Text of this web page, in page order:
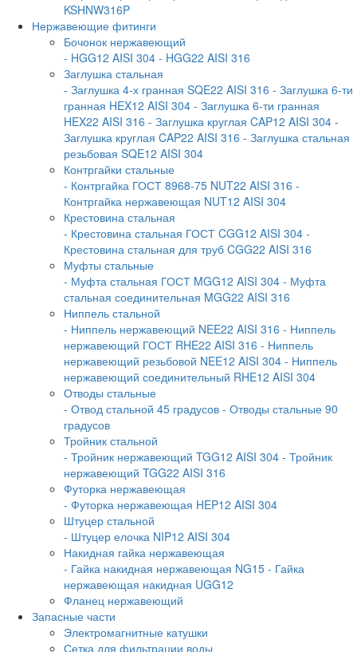
KSHNW316P
Нержавеющие фитинги
Бочонок нержавеющий
- HGG12 AISI 304 - HGG22 AISI 316
Заглушка стальная
- Заглушка 4-х гранная SQE22 AISI 316 - Заглушка 6-ти
гранная HEX12 AISI 304 - Заглушка 6-ти гранная
HEX22 AISI 316 - Заглушка круглая CAP12 AISI 304 -
Заглушка круглая CAP22 AISI 316 - Заглушка стальная
резьбовая SQE12 AISI 304
Контргайки стальные
- Контргайка ГОСТ 8968-75 NUT22 AISI 316 -
Контргайка нержавеющая NUT12 AISI 304
Крестовина стальная
- Крестовина стальная ГОСТ CGG12 AISI 304 -
Крестовина стальная для труб CGG22 AISI 316
Муфты стальные
- Муфта стальная ГОСТ MGG12 AISI 304 - Муфта
стальная соединительная MGG22 AISI 316
Ниппель стальной
- Ниппель нержавеющий NEE22 AISI 316 - Ниппель
нержавеющий ГОСТ RHE22 AISI 316 - Ниппель
нержавеющий резьбовой NEE12 AISI 304 - Ниппель
нержавеющий соединительный RHE12 AISI 304
Отводы стальные
- Отвод стальной 45 градусов - Отводы стальные 90
градусов
Тройник стальной
- Тройник нержавеющий TGG12 AISI 304 - Тройник
нержавеющий TGG22 AISI 316
Футорка нержавеющая
- Футорка нержавеющая HEP12 AISI 304
Штуцер стальной
- Штуцер елочка NIP12 AISI 304
Накидная гайка нержавеющая
- Гайка накидная нержавеющая NG15 - Гайка
нержавеющая накидная UGG12
Фланец нержавеющий
Запасные части
Электромагнитные катушки
Сетка для фильтрации воды